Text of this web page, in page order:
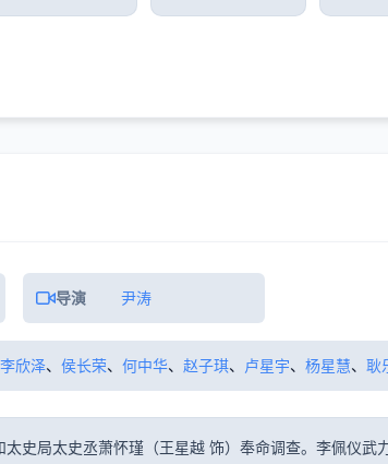
导演 尹涛
李欣泽、 侯长荣、 何中华、 赵子琪、 卢星宇、 杨星慧、 耿
史局太史丞萧怀瑾（王星越 饰）奉命调查。李佩仪